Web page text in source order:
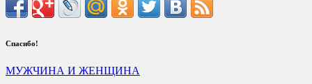
Спасибо!
МУЖЧИНА И ЖЕНЩИНА